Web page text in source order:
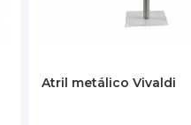
Atril metálico Vivaldi